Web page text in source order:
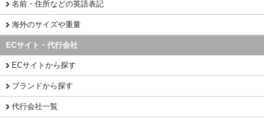
名前・住所などの英語表記
海外のサイズや重量
ECサイト・代行会社
ECサイトから探す
ブランドから探す
代行会社一覧